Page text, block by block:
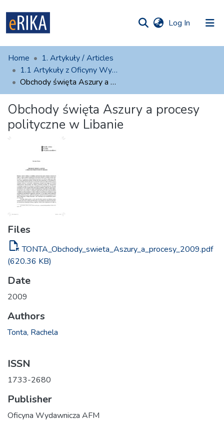
Log In (current)
UAFM
Information
For authors
Help
Contact
Home
1. Artykuły / Articles
1.1 Artykuły z Oficyny Wydawniczej AFM
Obchody święta Aszury a procesy polityczne w Libanie
Obchody święta Aszury a procesy
polityczne w Libanie
Files
file_open TONTA_Obchody_swieta_Aszury_a_procesy_2009.pdf
(620.36 KB)
Date
2009
Authors
Tonta, Rachela
ISSN
1733-2680
Publisher
Oficyna Wydawnicza AFM